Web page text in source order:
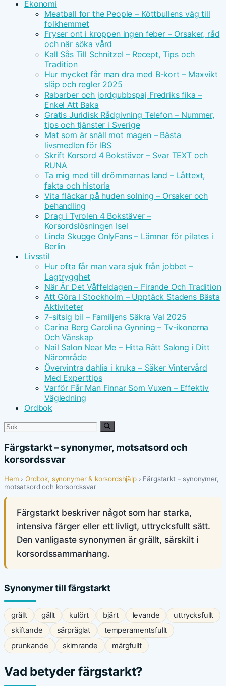
Ekonomi
Meatball for the People – Köttbullens väg till
folkhemmet
Fryser ont i kroppen ingen feber – Orsaker, råd
och när söka vård
Kall Sås Till Schnitzel – Recept, Tips och
Tradition
Hur mycket får man dra med B-kort – Maxvikt
släp och regler 2025
Rabarber och jordgubbspaj Fredriks fika –
Enkel Att Baka
Gratis Juridisk Rådgivning Telefon – Nummer,
tips och tjänster i Sverige
Mat som är snäll mot magen – Bästa
livsmedlen för IBS
Skrift Korsord 4 Bokstäver – Svar TEXT och
RUNA
Ta mig med till drömmarnas land – Låttext,
fakta och historia
Vita fläckar på huden solning – Orsaker och
behandling
Drag i Tyrolen 4 Bokstäver –
Korsordslösningen Isel
Linda Skugge OnlyFans – Lämnar för pilates i
Berlin
Livsstil
Hur ofta får man vara sjuk från jobbet –
Lagtrygghet
När Är Det Våffeldagen – Firande Och Tradition
Att Göra I Stockholm – Upptäck Stadens Bästa
Aktiviteter
7-sitsig bil – Familjens Säkra Val 2025
Carina Berg Carolina Gynning – Tv-ikonerna
Och Vänskap
Nail Salon Near Me – Hitta Rätt Salong i Ditt
Närområde
Övervintra dahlia i kruka – Säker Vintervård
Med Experttips
Varför Får Man Finnar Som Vuxen – Effektiv
Vägledning
Ordbok
Sök
Färgstarkt – synonymer, motsatsord och
korsordssvar
Hem ›Ordbok, synonymer & korsordshjälp› Färgstarkt – synonymer,
motsatsord och korsordssvar
Färgstarkt beskriver något som har starka,
intensiva färger eller ett livligt, uttrycksfullt sätt.
Den vanligaste synonymen är grällt, särskilt i
korsordssammanhang.
Synonymer till färgstarkt
grällt gällt kulört bjärt levande
uttrycksfullt
skiftande
särpräglat
temperamentsfullt
prunkande
skimrande märgfullt
Vad betyder färgstarkt?